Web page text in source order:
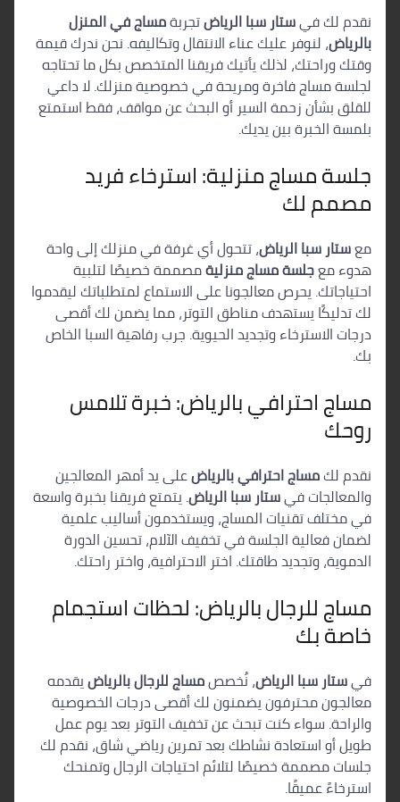
نقدم لك فيستار سبا الرياضتجربةمساج في المنزل
بالرياض، لنوفر عليك عناء الانتقال وتكاليفه. نحن ندرك قيمة
وقتك وراحتك، لذلك يأتيك فريقنا المتخصص بكل ما تحتاجه
لجلسة مساج فاخرة ومريحة في خصوصية منزلك. لا داعي
للقلق بشأن زحمة السير أو البحث عن مواقف، فقط استمتع
بلمسة الخبرة بين يديك.
جلسة مساج منزلية: استرخاء فريد
مصمم لك
معستار سبا الرياض، تتحول أي غرفة في منزلك إلى واحة
هدوء معجلسة مساج منزليةمصممة خصيصًا لتلبية
احتياجاتك. يحرص معالجونا على الاستماع لمتطلباتك ليقدموا
لك تدليكًا يستهدف مناطق التوتر، مما يضمن لك أقصى
درجات الاسترخاء وتجديد الحيوية. جرب رفاهية السبا الخاص
بك.
مساج احترافي بالرياض: خبرة تلامس
روحك
نقدم لكمساج احترافي بالرياضعلى يد أمهر المعالجين
والمعالجات فيستار سبا الرياض. يتمتع فريقنا بخبرة واسعة
في مختلف تقنيات المساج، ويستخدمون أساليب علمية
لضمان فعالية الجلسة في تخفيف الآلام، تحسين الدورة
الدموية، وتجديد طاقتك. اختر الاحترافية، واختر راحتك.
مساج للرجال بالرياض: لحظات استجمام
خاصة بك
فيستار سبا الرياض، نُخصصمساج للرجال بالرياضيقدمه
معالجون محترفون يضمنون لك أقصى درجات الخصوصية
والراحة. سواء كنت تبحث عن تخفيف التوتر بعد يوم عمل
طويل أو استعادة نشاطك بعد تمرين رياضي شاق، نقدم لك
جلسات مصممة خصيصًا لتلائم احتياجات الرجال وتمنحك
استرخاءً عميقًا.